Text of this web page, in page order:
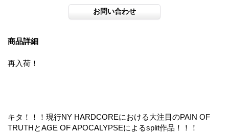
商品詳細
再入荷！
キタ！！！現行NY HARDCOREにおける大注目のPAIN OF
TRUTHとAGE OF APOCALYPSEによるsplit作品！！！